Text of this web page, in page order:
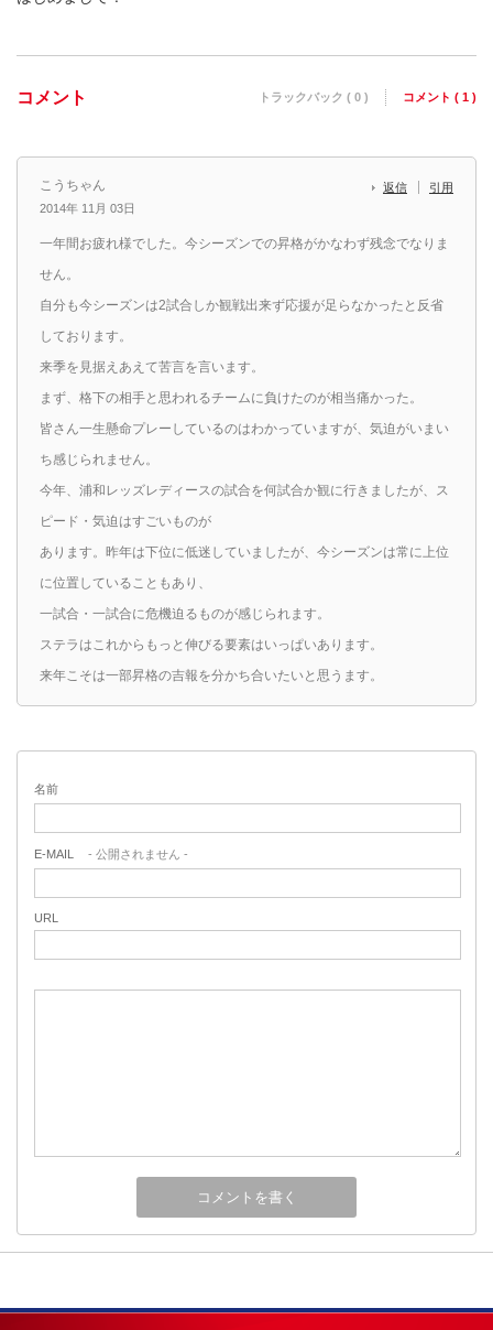
コメント トラックバック ( 0 ) コメント ( 1 )
こうちゃん
2014年 11月 03日
返信 引用
一年間お疲れ様でした。今シーズンでの昇格がかなわず残念でなりま
せん。
自分も今シーズンは2試合しか観戦出来ず応援が足らなかったと反省
しております。
来季を見据えあえて苦言を言います。
まず、格下の相手と思われるチームに負けたのが相当痛かった。
皆さん一生懸命プレーしているのはわかっていますが、気迫がいまい
ち感じられません。
今年、浦和レッズレディースの試合を何試合か観に行きましたが、ス
ピード・気迫はすごいものが
あります。昨年は下位に低迷していましたが、今シーズンは常に上位
に位置していることもあり、
一試合・一試合に危機迫るものが感じられます。
ステラはこれからもっと伸びる要素はいっぱいあります。
来年こそは一部昇格の吉報を分かち合いたいと思うます。
名前
E-MAIL - 公開されません -
URL